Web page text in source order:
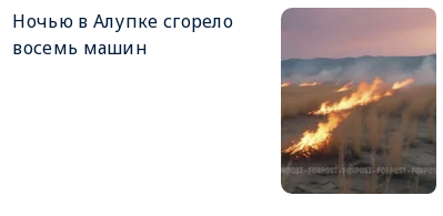
Ночью в Алупке сгорело
восемь машин